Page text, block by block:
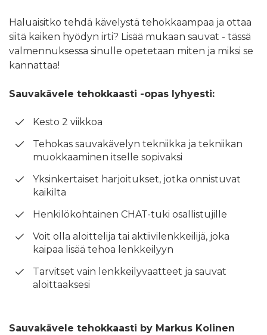
Haluaisitko tehdä kävelystä tehokkaampaa ja ottaa
siitä kaiken hyödyn irti? Lisää mukaan sauvat - tässä
valmennuksessa sinulle opetetaan miten ja miksi se
kannattaa!
Sauvakävele tehokkaasti -opas lyhyesti:
Kesto 2 viikkoa
Tehokas sauvakävelyn tekniikka ja tekniikan
muokkaaminen itselle sopivaksi
Yksinkertaiset harjoitukset, jotka onnistuvat
kaikilta
Henkilökohtainen CHAT-tuki osallistujille
Voit olla aloittelija tai aktiivilenkkeilijä, joka
kaipaa lisää tehoa lenkkeilyyn
Tarvitset vain lenkkeilyvaatteet ja sauvat
aloittaaksesi
Sauvakävele tehokkaasti by Markus Kolinen